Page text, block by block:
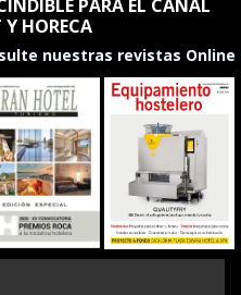
PARA EL CANAL
HORECA
nuestras revistas Online